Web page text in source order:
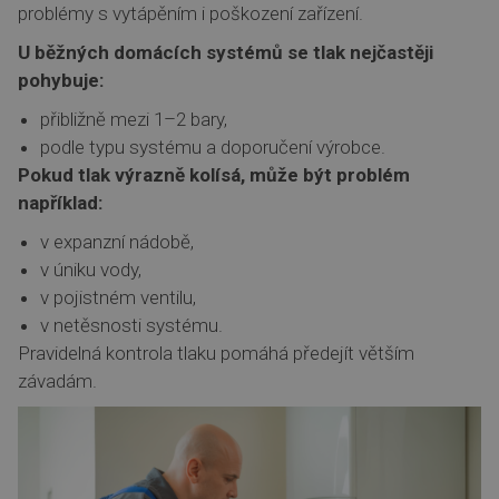
problémy s vytápěním i poškození zařízení.
U běžných domácích systémů se tlak nejčastěji
pohybuje:
přibližně mezi 1–2 bary,
podle typu systému a doporučení výrobce.
Pokud tlak výrazně kolísá, může být problém
například:
v expanzní nádobě,
v úniku vody,
v pojistném ventilu,
v netěsnosti systému.
Pravidelná kontrola tlaku pomáhá předejít větším
závadám.